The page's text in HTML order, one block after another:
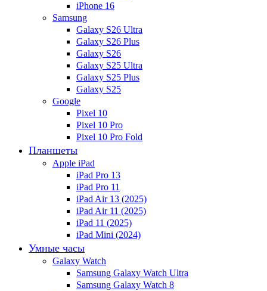
iPhone 16
Samsung
Galaxy S26 Ultra
Galaxy S26 Plus
Galaxy S26
Galaxy S25 Ultra
Galaxy S25 Plus
Galaxy S25
Google
Pixel 10
Pixel 10 Pro
Pixel 10 Pro Fold
Планшеты
Apple iPad
iPad Pro 13
iPad Pro 11
iPad Air 13 (2025)
iPad Air 11 (2025)
iPad 11 (2025)
iPad Mini (2024)
Умные часы
Galaxy Watch
Samsung Galaxy Watch Ultra
Samsung Galaxy Watch 8